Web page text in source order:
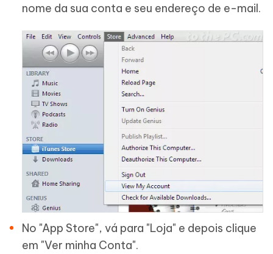
nome da sua conta e seu endereço de e-mail.
No "App Store", vá para "Loja" e depois clique
em "Ver minha Conta".